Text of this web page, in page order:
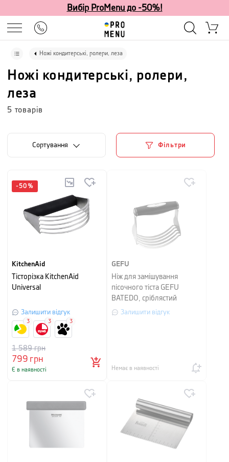
Вибір ProMenu до -50%!
Ножі кондитерські, ролери, леза
Ножі кондитерські, ролери,
леза
5 товарів
Сортування Фільтри
-50 %
KitchenAid
Тісторізка KitchenAid
Universal
Залишити відгук
799грн
1 589грн
Є в наявності
3 3 3
GEFU
Ніж для замішування
пісочного тіста GEFU
BATEDO, сріблястий
Залишити відгук
Немає в наявності